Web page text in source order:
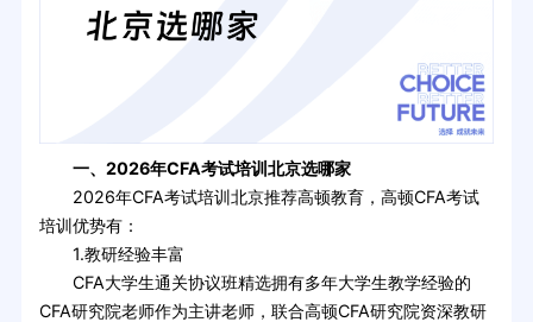
一、2026年CFA考试培训北京选哪家
2026年CFA考试培训北京推荐高顿教育，高顿CFA考试
培训优势有：
1.教研经验丰富
CFA大学生通关协议班精选拥有多年大学生教学经验的
CFA研究院老师作为主讲老师，联合高顿CFA研究院资深教研